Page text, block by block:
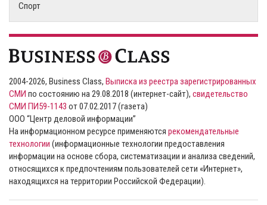
Спорт
2004-2026, Business Class, Выписка из реестра зарегистрированных
СМИ по состоянию на 29.08.2018 (интернет-сайт), свидетельство
СМИ ПИ59-1143 от 07.02.2017 (газета)
ООО “Центр деловой информации”
На информационном ресурсе применяются рекомендательные
технологии (информационные технологии предоставления
информации на основе сбора, систематизации и анализа сведений,
относящихся к предпочтениям пользователей сети «Интернет»,
находящихся на территории Российской Федерации).